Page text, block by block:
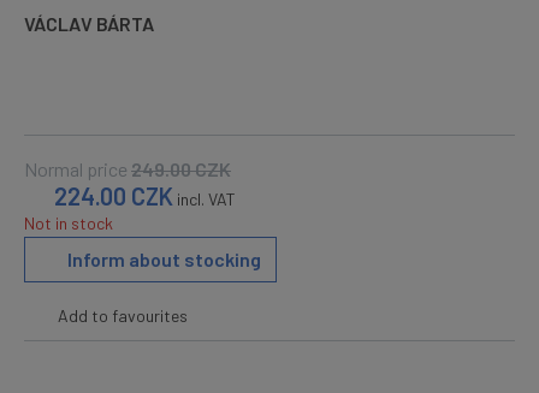
VÁCLAV BÁRTA
Normal price 249.00CZK
224.00 CZK incl. VAT
Not in stock
Inform about stocking
Add to favourites